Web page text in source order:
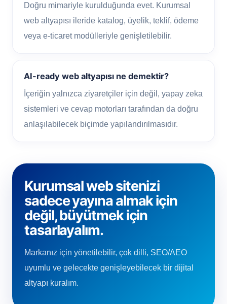
Doğru mimariyle kurulduğunda evet. Kurumsal
web altyapısı ileride katalog, üyelik, teklif, ödeme
veya e-ticaret modülleriyle genişletilebilir.
AI-ready web altyapısı ne demektir?
İçeriğin yalnızca ziyaretçiler için değil, yapay zeka
sistemleri ve cevap motorları tarafından da doğru
anlaşılabilecek biçimde yapılandırılmasıdır.
Kurumsal web sitenizi
sadece yayına almak için
değil, büyütmek için
tasarlayalım.
Markanız için yönetilebilir, çok dilli, SEO/AEO
uyumlu ve gelecekte genişleyebilecek bir dijital
altyapı kuralım.